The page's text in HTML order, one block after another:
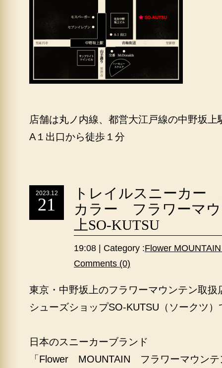
店舗は丸ノ内線、都営大江戸線の中野坂上
A１出口から徒歩１分
2023.12
21
トレイルスニーカ
カラー フラワーマ
上SO-KUTSU
19:08 | Category :Flower
Comments (0)
東京・中野坂上のフラワーマウンテン取扱
シューズショップSO-KUTSU（ソークツ）
日本のスニーカーブランド
「Flower MOUNTAIN フラワーマウンテ